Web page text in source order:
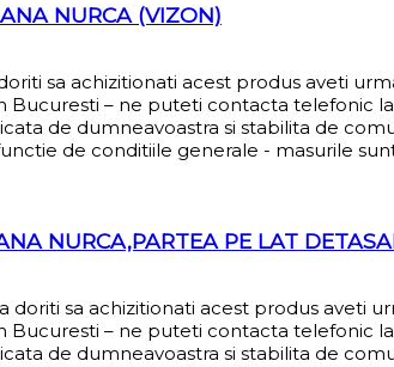
NURCA (VIZON)
sa achizitionati acest produs aveti
Bucuresti – ne puteti contacta telefonic
de dumneavoastra si stabilita de
de conditiile generale - masurile
NURCA,PARTEA PE LAT
doriti sa achizitionati acest produs
Bucuresti – ne puteti contacta telefonic
de dumneavoastra si stabilita de